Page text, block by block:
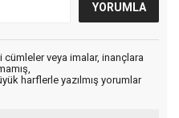
veya imalar, inançlara
harflerle yazılmış yorumlar